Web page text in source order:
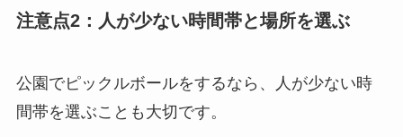
注意点2：人が少ない時間帯と場所を選ぶ
公園でピックルボールをするなら、人が少ない時
間帯を選ぶことも大切です。